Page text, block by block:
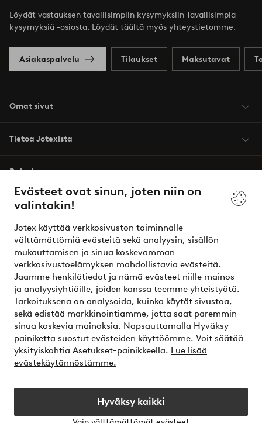
Evästeet ovat sinun, joten niin on
valintakin!
Jotex käyttää verkkosivuston toiminnalle
välttämättömiä evästeitä sekä analyysin, sisällön
mukauttamisen ja sinua koskevamman
verkkosivustoelämyksen mahdollistavia evästeitä.
Jaamme henkilötiedot ja nämä evästeet niille mainos-
ja analyysiyhtiöille, joiden kanssa teemme yhteistyötä.
Tarkoituksena on analysoida, kuinka käytät sivustoa,
sekä edistää markkinointiamme, jotta saat paremmin
sinua koskevia mainoksia. Napsauttamalla Hyväksy-
painiketta suostut evästeiden käyttöömme. Voit säätää
yksityiskohtia Asetukset-painikkeella. Lue lisää
evästekäytännöstämme.
Hyväksy kaikki
Löydät vastauksen tavallisimpiin kysymyksiin Tavallisimpia
kysymyksiä -osiosta. Löydät täältä myös yhteystietomme.
Asiakaspalvelu Tilaukset Maksutavat
Omat sivut
Tietoa Jotexista
Palvelumme
Ehdot
Ystävät
Turvalliset maksut – maksa nyt tai erissä
Haluatko tietää lisää maksuvaihtoehdoistamme?
elpy